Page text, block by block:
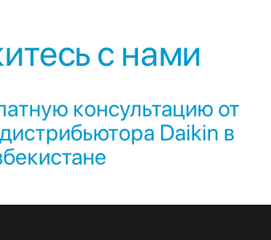
с нами
консультацию от
Daikin в